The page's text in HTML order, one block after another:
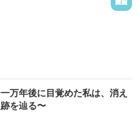
の子の物語｡
読む
万年後に目覚めた私は、消え
を辿る〜